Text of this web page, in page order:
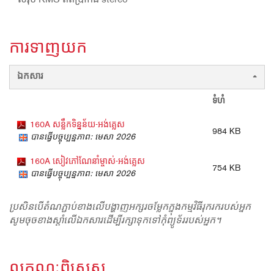
ការទាញយក
ឯកសារ
ទំហំ
160A សន្លឹកទិន្នន័យ-អង់គ្លេស
បានធ្វើបច្ចុប្បន្នភាព: មេសា 2026
984 KB
160A សៀវភៅណែនាំម្ចាស់-អង់គ្លេស
បានធ្វើបច្ចុប្បន្នភាព: មេសា 2026
754 KB
ប្រសិនបើតំណភ្ជាប់ខាងលើបង្ហាញអក្សរចម្លែកក្នុងកម្មវិធីរុករករបស់អ្នក
សូមចុចខាងស្តាំលើឯកសារដើម្បីរក្សាទុកទៅកុំព្យូទ័ររបស់អ្នក។